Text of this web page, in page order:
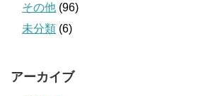
その他 (96)
未分類 (6)
アーカイブ